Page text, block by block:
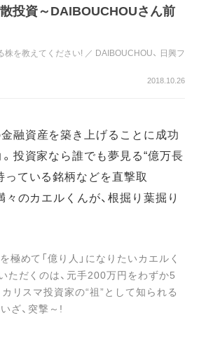
投資～DAIBOUCHOUさん前
株を教えてください! ／ DAIBOUCHOU、 日興フ
2018.10.26
融資産を築き上げることに成功
。投資家なら誰でも夢見る“億万長
っている銘柄などを直撃取
のカエルくんが、根掘り葉掘り
めて「億り人」になりたいカエルく
ただくのは、元手200万円をわずか5
リスマ投資家の“祖”として知られる
いざ、突撃～!